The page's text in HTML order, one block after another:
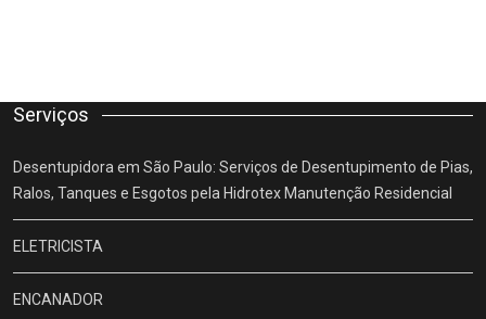
Serviços
Desentupidora em São Paulo: Serviços de Desentupimento de Pias,
Ralos, Tanques e Esgotos pela Hidrotex Manutenção Residencial
ELETRICISTA
ENCANADOR